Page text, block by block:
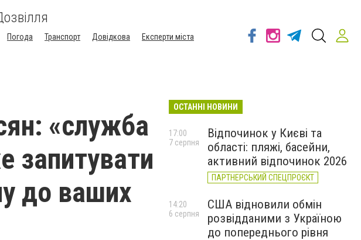
Погода Транспорт Довідкова
Експерти міста
«служба
запитувати
до ваших
ОСТАННІ НОВИНИ
Відпочинок у Києві та
області: пляжі, басейни,
активний відпочинок 2026
ПАРТНЕРСЬКИЙ СПЕЦПРОЄКТ
17:00
7 серпня
США відновили обмін
розвідданими з Україною
до попереднього рівня
14:20
6 серпня